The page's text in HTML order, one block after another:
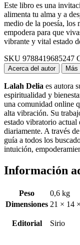
Este libro es una
alimenta tu alma y a
medio de la poesía, los
empodera para que
vibrante y vital estado
SKU 9788419685247
Acerca del autor Más
Lalah Delia es autora
espiritualidad y
una comunidad online
alta vibración. Su
estado vibratorio
diariamente. A través
guía a todos los
intuición,
Información
Peso
0,6 kg
Dimensiones 21 × 14
Editorial Sirio